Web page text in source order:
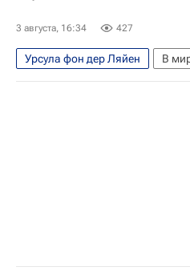
3 августа, 16:34 427
Урсула фон дер Ляйен В
Сеута
Европа
Педро